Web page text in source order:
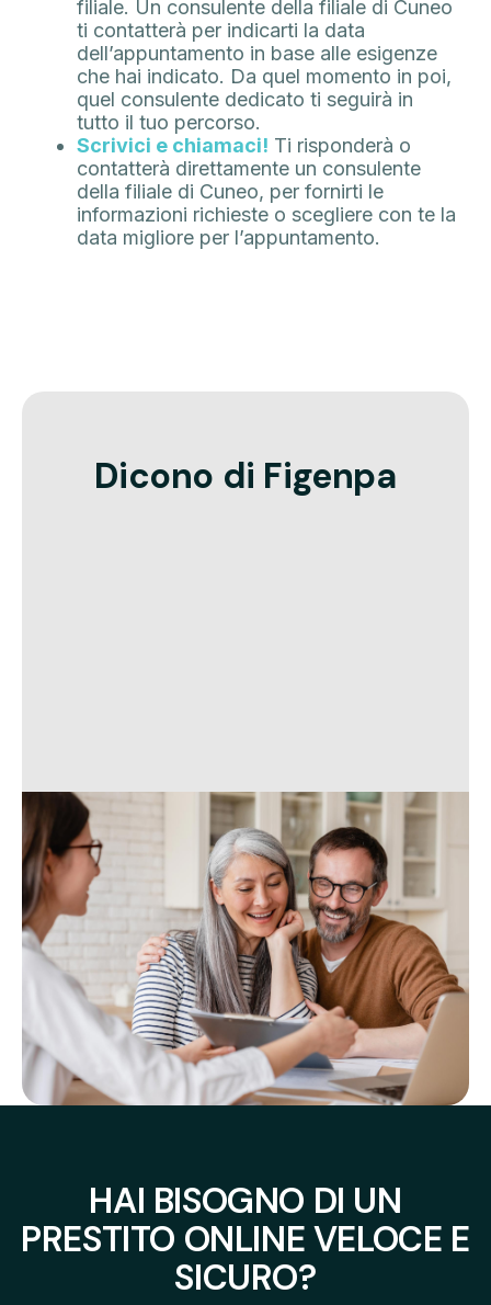
filiale. Un consulente della filiale di Cuneo
ti contatterà per indicarti la data
dell’appuntamento in base alle esigenze
che hai indicato. Da quel momento in poi,
quel consulente dedicato ti seguirà in
tutto il tuo percorso.
Scrivici e chiamaci! Ti risponderà o
contatterà direttamente un consulente
della filiale di Cuneo, per fornirti le
informazioni richieste o scegliere con te la
data migliore per l’appuntamento.
Dicono di Figenpa
HAI BISOGNO DI UN
PRESTITO ONLINE VELOCE E
SICURO?